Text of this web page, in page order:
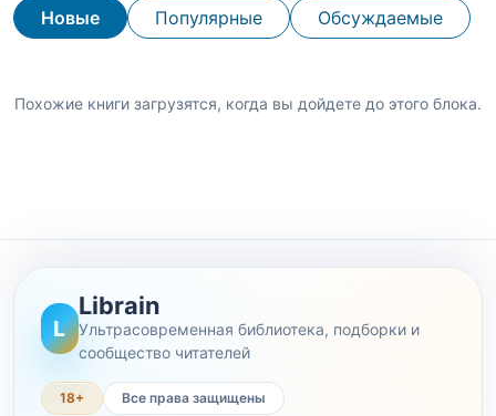
Новые Популярные Обсуждаемые
Похожие книги загрузятся, когда вы дойдете до этого блока.
L
Librain
Ультрасовременная библиотека, подборки и
сообщество читателей
18+ Все права защищены